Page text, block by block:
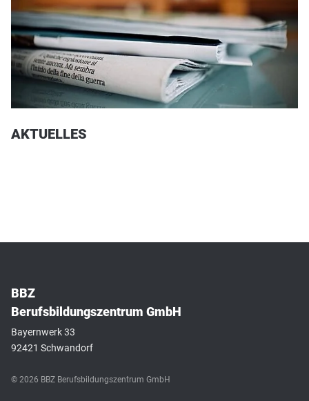
AKTUELLES
BBZ
Berufsbildungszentrum GmbH
Bayernwerk 33
92421 Schwandorf
© 2026 BBZ Berufsbildungszentrum GmbH